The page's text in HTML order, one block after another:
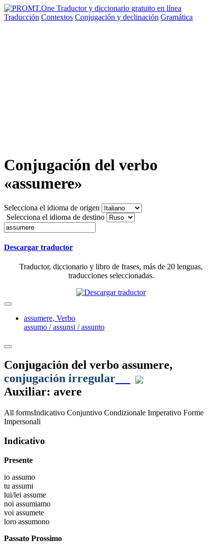
Traducción Contextos Conjugación y declinación Gramática
Conjugación del verbo
«assumere»
Selecciona el idioma de origen
Selecciona el idioma de destino
Descargar traductor
Traductor, diccionario y libro de frases, más de 20 lenguas,
traducciones seleccionadas.
assumere, Verbo
assumo / assunsi / assunto
Conjugación del verbo assumere,
conjugación irregular
Auxiliar: avere
All formsIndicativo Conjuntivo Condizionale Imperativo Forme
Impersonali
Indicativo
Presente
io assumo
tu assumi
lui/lei assume
noi assumiamo
voi assumete
loro assumono
Passato Prossimo